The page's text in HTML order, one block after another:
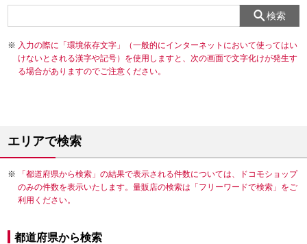
検索
入力の際に「環境依存文字」（一般的にインターネットにおいて使ってはい
けないとされる漢字や記号）を使用しますと、次の画面で文字化けが発生す
る場合がありますのでご注意ください。
エリアで検索
「都道府県から検索」の結果で表示される件数については、ドコモショップ
のみの件数を表示いたします。量販店の検索は「フリーワードで検索」をご
利用ください。
都道府県から検索